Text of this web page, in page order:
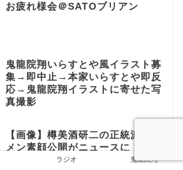
お疲れ様会＠SATOブリアン
鬼龍院翔いらすとや風イラスト募
集→即中止→本家いらすとや即反
応→鬼龍院翔イラストに寄せた写
真撮影
【画像】樽美酒研二の正統派イケ
メン素顔公開がニュースに
ラジオ 鬼龍院翔